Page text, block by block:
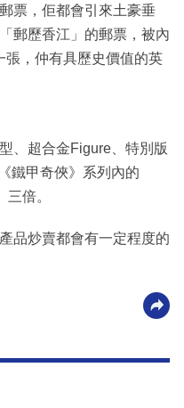
票，佢都會引來土豪垂
郵歷香江」的郵票，被內
張，仲有具歷史價值的英
、超合金Figure、特別版
鐵甲奇俠》系列內的
倍。
品炒賣都會有一定程度的